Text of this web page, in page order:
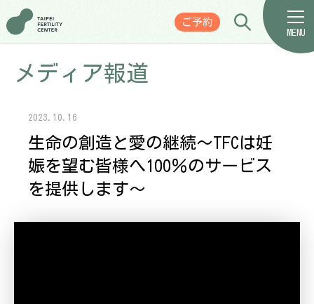
ご予約
MENU
メディア報道
2023.10.16
生命の創造と愛の継続～TFCは妊
娠を望む皆様へ100％のサービス
を提供します～